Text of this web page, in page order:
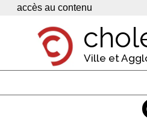
Panneau de gestion des cookies
accès au contenu
Ville et